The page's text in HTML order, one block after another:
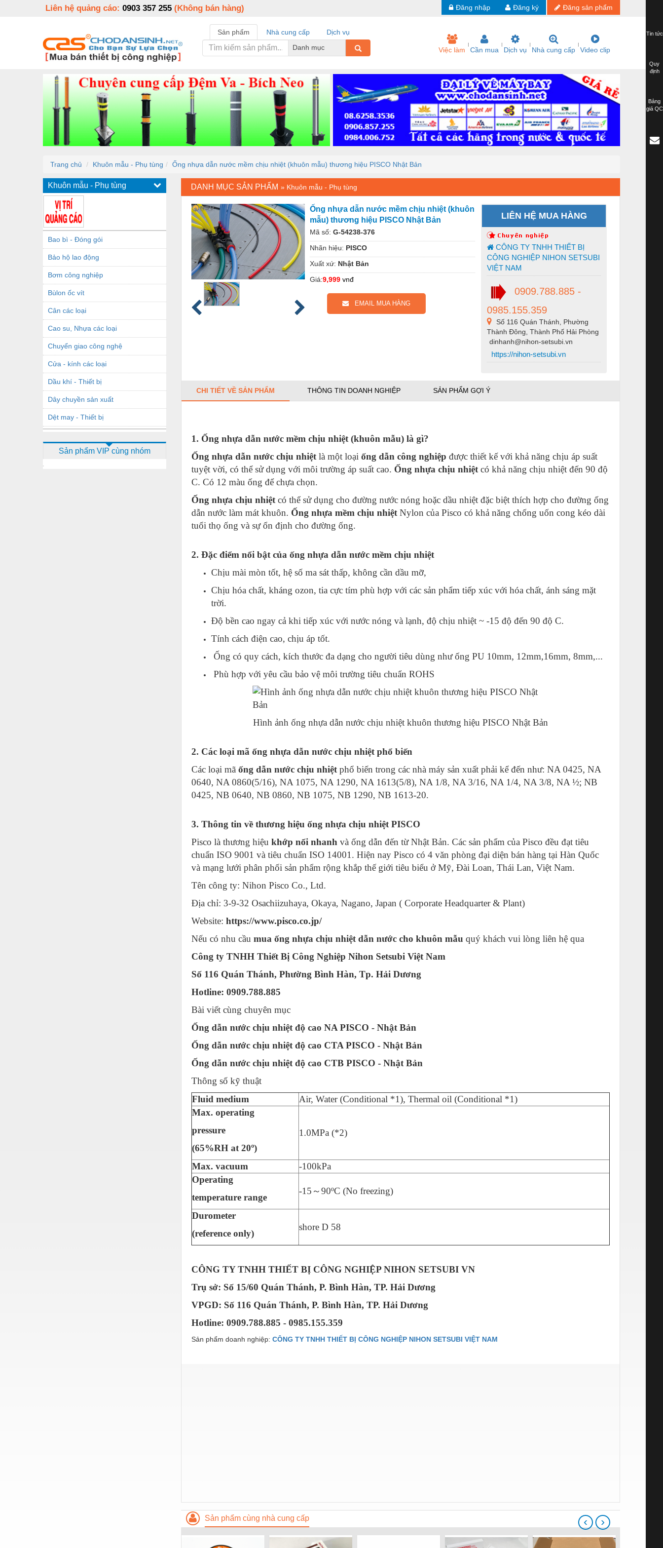
Liên hệ quảng cáo: 0903 357 255 (Không bán hàng) Đăng sản phẩm
Đăng ký
Đăng nhập
Sản phẩm Nhà cung cấp
Dịch vụ
Danh mục
Việc làm Cần mua Dịch vụ Nhà cung cấp Video clip
Trang chủ Khuôn mẫu - Phụ tùng Ống nhựa dẫn nước mềm chịu nhiệt (khuôn mẫu) thương hiệu PISCO Nhật Bản
Khuôn mẫu - Phụ tùng
Bao bì - Đóng gói
Bảo hộ lao động
Bơm công nghiệp
Bùlon ốc vít
Cân các loại
Cao su, Nhựa các loại
Chuyển giao công nghệ
Cửa - kính các loại
Dầu khí - Thiết bị
Dây chuyền sản xuất
Dệt may - Thiết bị
Dịch vụ - Thi công
Sản phẩm VIP cùng nhóm
DANH MỤC SẢN PHẨM » Khuôn mẫu - Phụ tùng
Ống nhựa dẫn nước mềm chịu nhiệt (khuôn
mẫu) thương hiệu PISCO Nhật Bản
Mã số: G-54238-376
Nhãn hiệu: PISCO
Xuất xứ: Nhật Bản
Giá:9,999 vnđ
EMAIL MUA HÀNG
LIÊN HỆ MUA HÀNG
CÔNG TY TNHH THIẾT BỊ
CÔNG NGHIỆP NIHON SETSUBI
VIỆT NAM
0909.788.885 -
0985.155.359
Số 116 Quán Thánh, Phường
Thành Đông, Thành Phố Hải Phòng
dinhanh@nihon-setsubi.vn
https://nihon-setsubi.vn
CHI TIẾT VỀ SẢN PHẨM THÔNG TIN DOANH NGHIỆP SẢN PHẨM GỢI Ý
1. Ống nhựa dẫn nước mềm chịu nhiệt (khuôn mẫu) là gì?
Ống nhựa dẫn nước chịu nhiệt là một loại ống dẫn công nghiệp được thiết kế với khả năng chịu áp suất
tuyệt vời, có thể sử dụng với môi trường áp suất cao. Ống nhựa chịu nhiệt có khả năng chịu nhiệt đến 90 độ
C. Có 12 màu ống để chựa chọn.
Ống nhựa chịu nhiệt có thể sử dụng cho đường nước nóng hoặc dầu nhiệt đặc biệt thích hợp cho đường ống
dẫn nước làm mát khuôn. Ống nhựa mềm chịu nhiệt Nylon của Pisco có khả năng chống uốn cong kéo dài
tuổi thọ ống và sự ổn định cho đường ống.
2. Đặc điểm nổi bật của ống nhựa dẫn nước mềm chịu nhiệt
Chịu mài mòn tốt, hệ số ma sát thấp, không cần dầu mỡ,
Chịu hóa chất, kháng ozon, tia cực tím phù hợp với các sản phẩm tiếp xúc với hóa chất, ánh sáng mặt
trời.
Độ bền cao ngay cả khi tiếp xúc với nước nóng và lạnh, độ chịu nhiệt ~ -15 độ đến 90 độ C.
Tính cách điện cao, chịu áp tốt.
Ống có quy cách, kích thước đa dạng cho người tiêu dùng như ống PU 10mm, 12mm,16mm, 8mm,...
Phù hợp với yêu cầu bảo vệ môi trường tiêu chuẩn ROHS
Hình ảnh ống nhựa dẫn nước chịu nhiệt khuôn thương hiệu PISCO Nhật Bản
2. Các loại mã ống nhựa dẫn nước chịu nhiệt phổ biến
Các loại mã ống dẫn nước chịu nhiệt phổ biến trong các nhà máy sản xuất phải kể đến như: NA 0425, NA
0640, NA 0860(5/16), NA 1075, NA 1290, NA 1613(5/8), NA 1/8, NA 3/16, NA 1/4, NA 3/8, NA ½; NB
0425, NB 0640, NB 0860, NB 1075, NB 1290, NB 1613-20.
3. Thông tin về thương hiệu ống nhựa chịu nhiệt PISCO
Pisco là thương hiệu khớp nối nhanh và ống dẫn đến từ Nhật Bản. Các sản phẩm của Pisco đều đạt tiêu
chuẩn ISO 9001 và tiêu chuẩn ISO 14001. Hiện nay Pisco có 4 văn phòng đại diện bán hàng tại Hàn Quốc
và mạng lưới phân phối sản phẩm rộng khắp thế giới tiêu biểu ở Mỹ, Đài Loan, Thái Lan, Việt Nam.
Tên công ty: Nihon Pisco Co., Ltd.
Địa chỉ: 3-9-32 Osachiizuhaya, Okaya, Nagano, Japan ( Corporate Headquarter & Plant)
Website: https://www.pisco.co.jp/
Nếu có nhu cầu mua ống nhựa chịu nhiệt dẫn nước cho khuôn mẫu quý khách vui lòng liên hệ qua
Công ty TNHH Thiết Bị Công Nghiệp Nihon Setsubi Việt Nam
Số 116 Quán Thánh, Phường Bình Hàn, Tp. Hải Dương
Hotline: 0909.788.885
Bài viết cùng chuyên mục
Ống dẫn nước chịu nhiệt độ cao NA PISCO - Nhật Bản
Ống dẫn nước chịu nhiệt độ cao CTA PISCO - Nhật Bản
Ống dẫn nước chịu nhiệt độ cao CTB PISCO - Nhật Bản
Thông số kỹ thuật
Fluid medium
Air, Water (Conditional *1), Thermal oil (Conditional *1)
Max. operating
pressure
(65%RH at 20º)
1.0MPa (*2)
Max. vacuum
-100kPa
Operating
temperature range
-15～90ºC (No freezing)
Durometer
(reference only)
shore D 58
CÔNG TY TNHH THIẾT BỊ CÔNG NGHIỆP NIHON SETSUBI VN
Trụ sở: Số 15/60 Quán Thánh, P. Bình Hàn, TP. Hải Dương
VPGD: Số 116 Quán Thánh, P. Bình Hàn, TP. Hải Dương
Hotline: 0909.788.885 - 0985.155.359
Sản phẩm doanh nghiệp: CÔNG TY TNHH THIẾT BỊ CÔNG NGHIỆP NIHON SETSUBI VIỆT NAM
Sản phẩm cùng nhà cung cấp ‹ ›
Tin tức
Quy
định
Bảng
giá QC